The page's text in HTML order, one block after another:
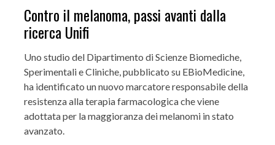
Contro il melanoma, passi avanti dalla
ricerca Unifi
Uno studio del Dipartimento di Scienze Biomediche,
Sperimentali e Cliniche, pubblicato su EBioMedicine,
ha identificato un nuovo marcatore responsabile della
resistenza alla terapia farmacologica che viene
adottata per la maggioranza dei melanomi in stato
avanzato.